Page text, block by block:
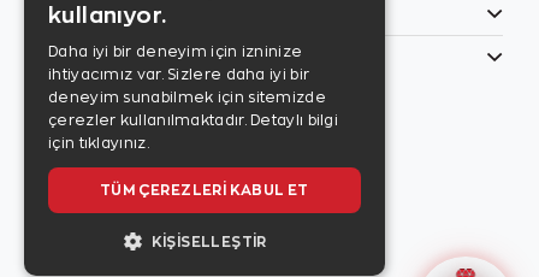
Özel Günler
Bilgilerim
Son sayıyı
kullanıyor.
Daha iyi bir deneyim için izninize
ihtiyacımız var. Sizlere daha iyi bir
deneyim sunabilmek için sitemizde
çerezler kullanılmaktadır. Detaylı bilgi
için tıklayınız.
TÜM ÇEREZLERI KABUL ET
KIŞISELLEŞTIR